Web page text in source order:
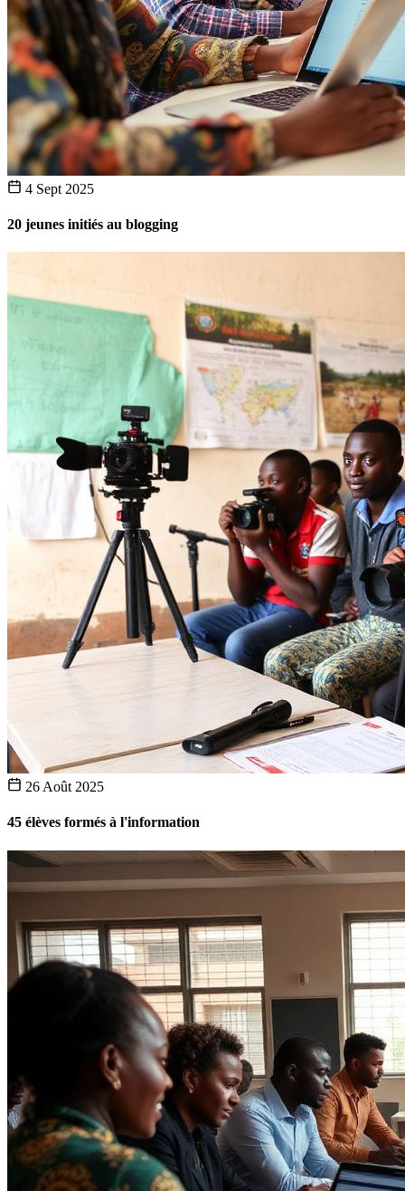
4 Sept 2025
20 jeunes initiés au blogging
26 Août 2025
45 élèves formés à l'information